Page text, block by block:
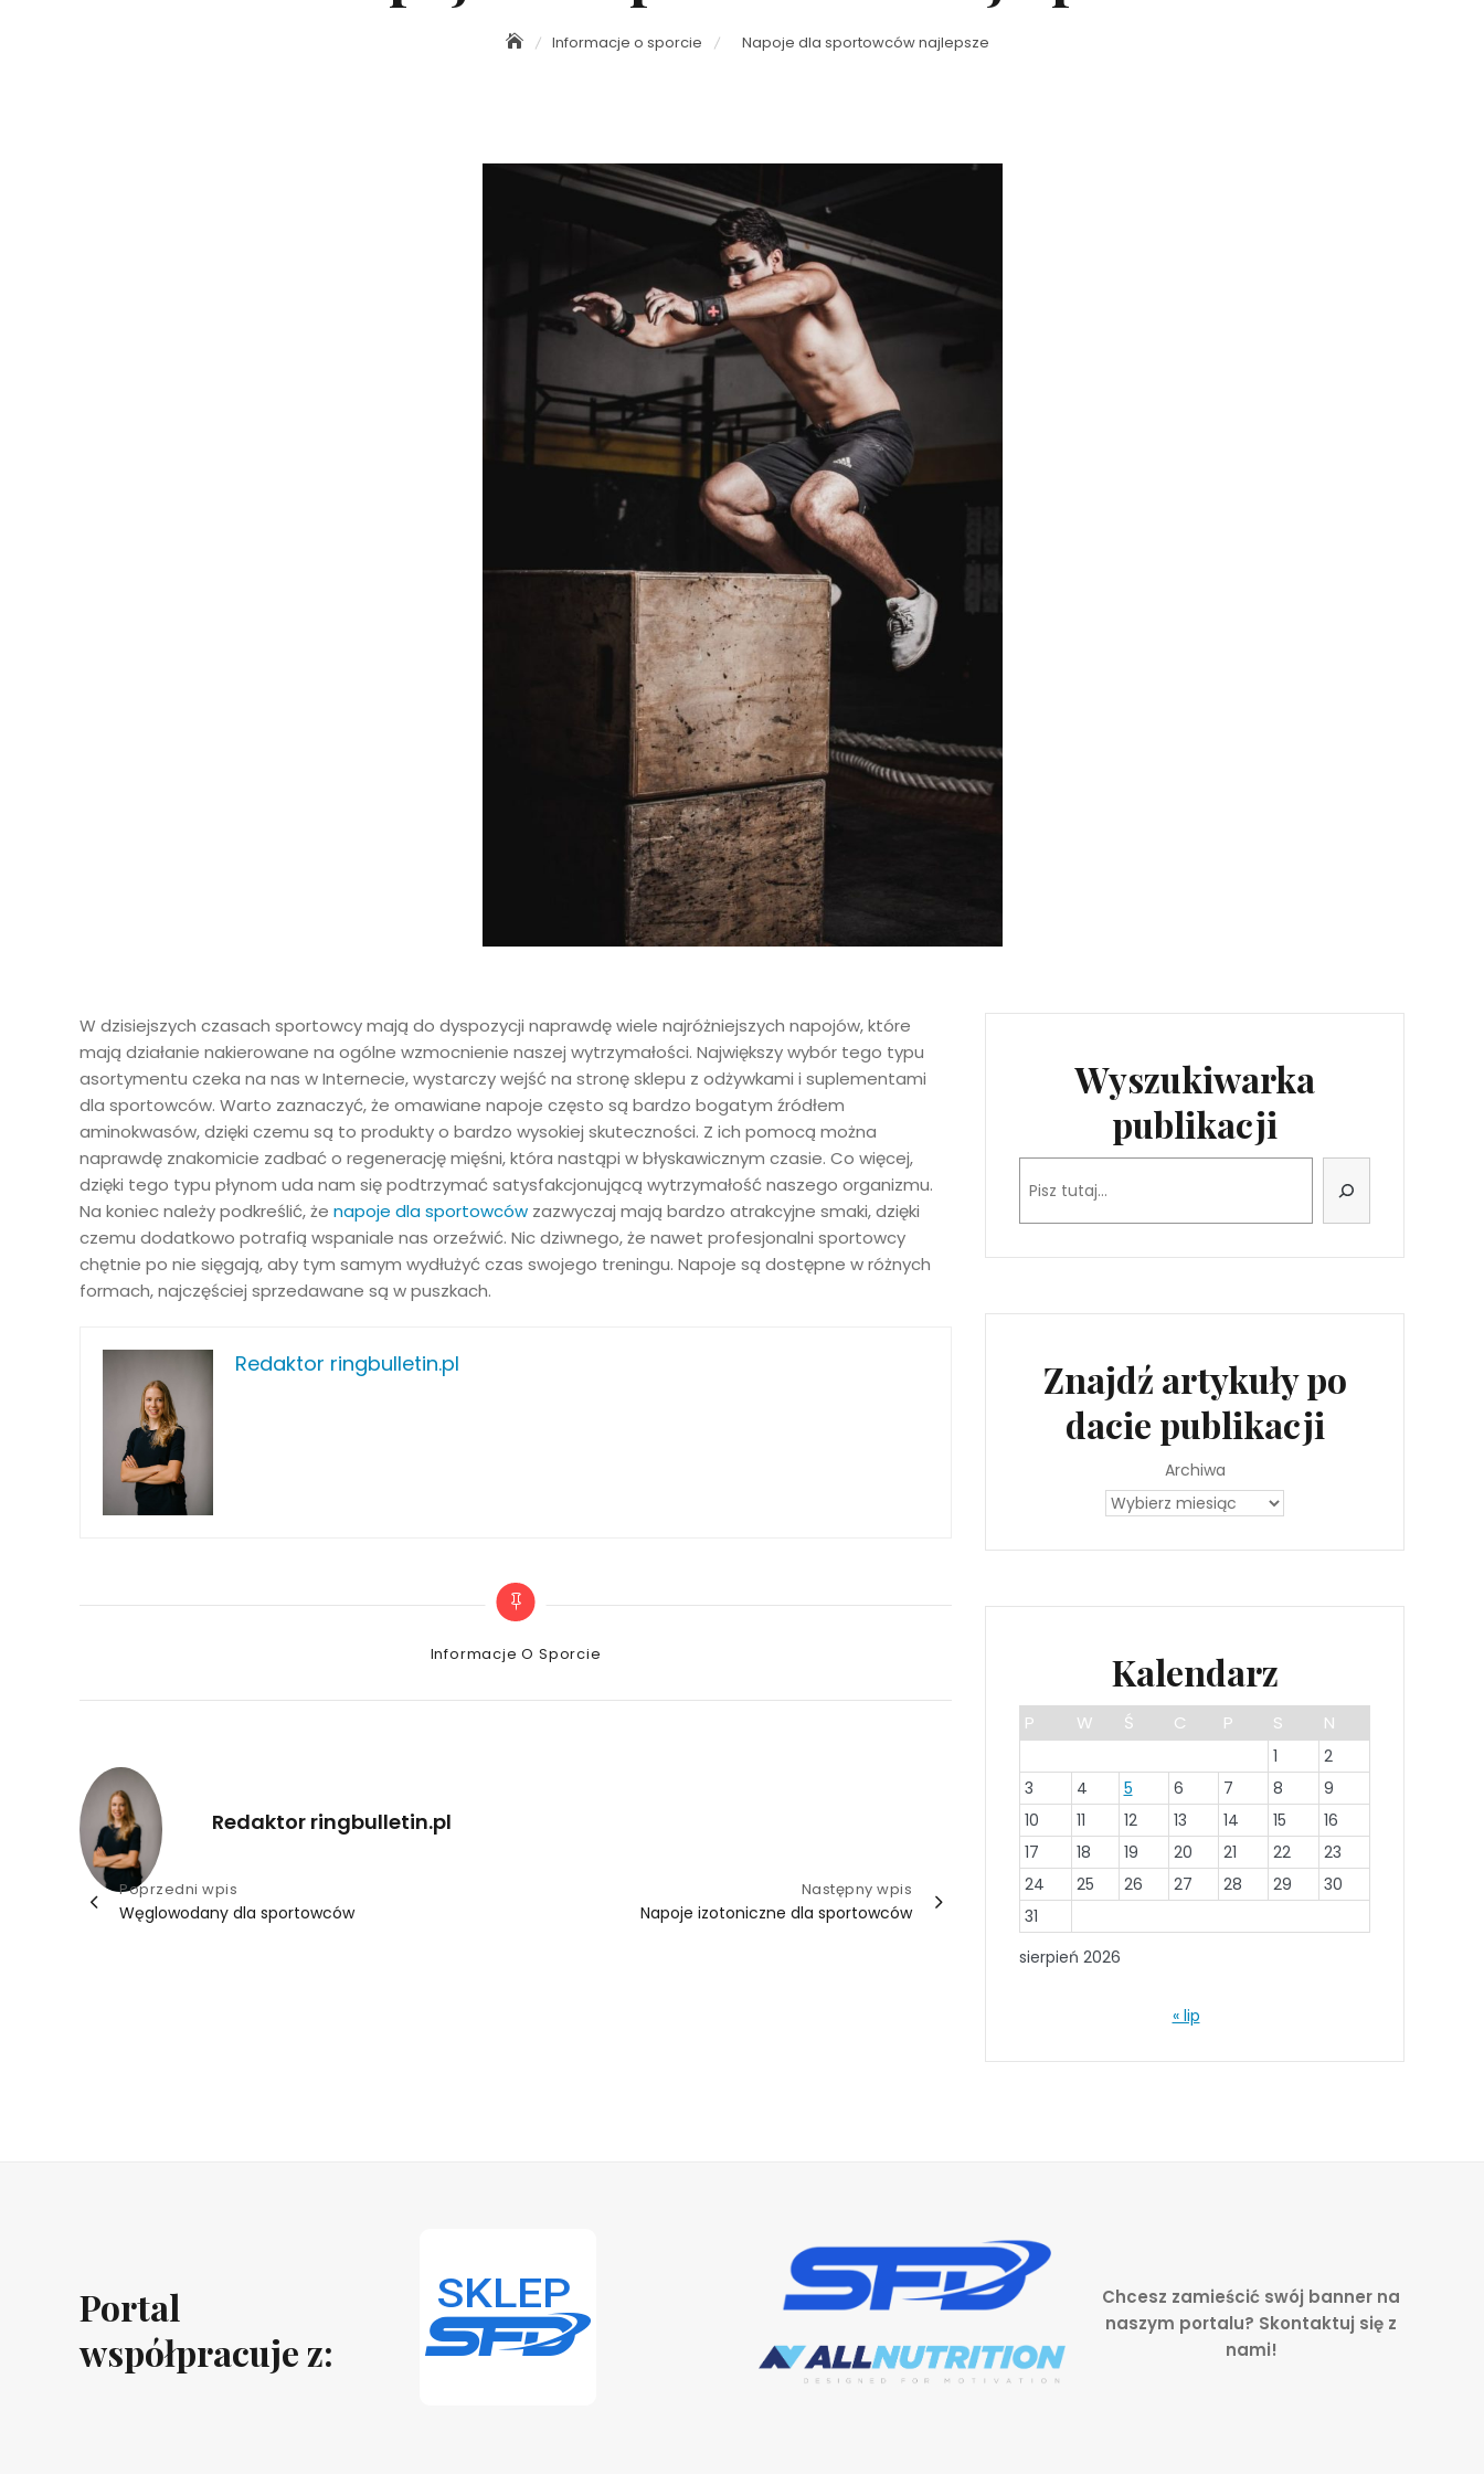
Informacje o sporcie Napoje dla sportowców najlepsze
W dzisiejszych czasach sportowcy mają do dyspozycji naprawdę wiele najróżniejszych napojów, które
mają działanie nakierowane na ogólne wzmocnienie naszej wytrzymałości. Największy wybór tego typu
asortymentu czeka na nas w Internecie, wystarczy wejść na stronę sklepu z odżywkami i suplementami
dla sportowców. Warto zaznaczyć, że omawiane napoje często są bardzo bogatym źródłem
aminokwasów, dzięki czemu są to produkty o bardzo wysokiej skuteczności. Z ich pomocą można
naprawdę znakomicie zadbać o regenerację mięśni, która nastąpi w błyskawicznym czasie. Co więcej,
dzięki tego typu płynom uda nam się podtrzymać satysfakcjonującą wytrzymałość naszego organizmu.
Na koniec należy podkreślić, że napoje dla sportowców zazwyczaj mają bardzo atrakcyjne smaki, dzięki
czemu dodatkowo potrafią wspaniale nas orzeźwić. Nic dziwnego, że nawet profesjonalni sportowcy
chętnie po nie sięgają, aby tym samym wydłużyć czas swojego treningu. Napoje są dostępne w różnych
formach, najczęściej sprzedawane są w puszkach.
Redaktor ringbulletin.pl
Categories
Informacje O Sporcie
Redaktor ringbulletin.pl
Nawigacja
Poprzedni wpis
Węglowodany dla sportowców
Następny wpis
Napoje izotoniczne dla sportowców
Wyszukiwarka
publikacji
Szukaj
Znajdź artykuły po
dacie publikacji
Archiwa
Kalendarz
sierpień 2026
P W Ś C P S N
1
2
3
4 5 6 7 8
9
10
11 12 13 14 15
16
17
18 19 20 21 22
23
24
25 26 27 28 29
30
31
« lip
Portal
współpracuje z:
Chcesz zamieścić swój banner na
naszym portalu? Skontaktuj się z
nami!